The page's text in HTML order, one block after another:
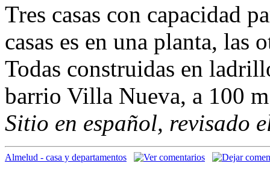
Tres casas con capacidad
casas es en una planta, las
Todas construidas en
barrio Villa Nueva, a 100
Sitio en español, revisado
Almelud - casa y departamentos